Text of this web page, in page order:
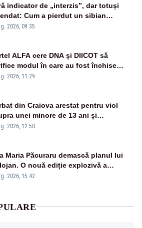
indicator de „interzis”, dar totuși
Cum a pierdut un sibian
pentru o parcare în centrul
2026, 09:35
ALFA cere DNA și DIICOT să
modul în care au fost închise
pe cărbune
2026, 11:29
din Craiova arestat pentru viol
unei minore de 13 ani și
infantilă
2026, 12:50
Maria Păcuraru demască planul lui
O nouă ediție explozivă a
„Miza Zilei” la Realitatea PLUS
2026, 15:42